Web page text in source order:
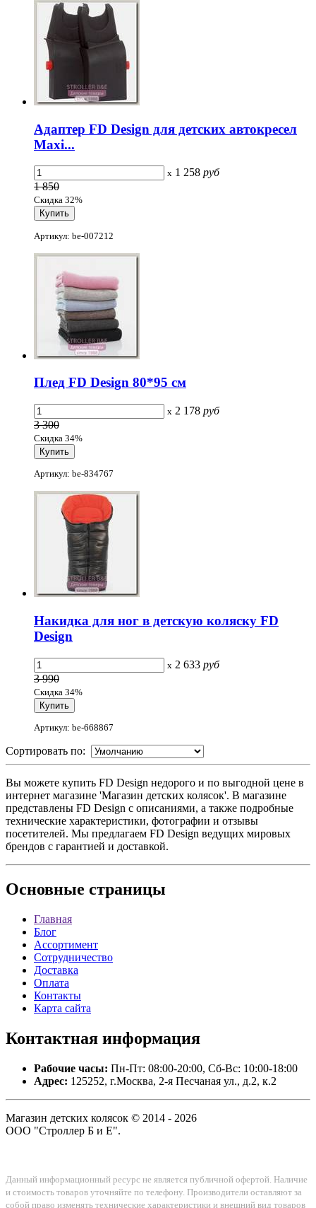
Адаптер FD Design для детских автокресел
Maxi...
x 1 258 руб
1 850
Скидка 32%
Артикул: be-007212
Плед FD Design 80*95 см
x 2 178 руб
3 300
Скидка 34%
Артикул: be-834767
Накидка для ног в детскую коляску FD
Design
x 2 633 руб
3 990
Скидка 34%
Артикул: be-668867
Сортировать по:
Вы можете купить FD Design недорого и по выгодной цене в
интернет магазине 'Магазин детских колясок'. В магазине
представлены FD Design с описаниями, а также подробные
технические характеристики, фотографии и отзывы
посетителей. Мы предлагаем FD Design ведущих мировых
брендов с гарантией и доставкой.
Основные страницы
Главная
Блог
Ассортимент
Сотрудничество
Доставка
Оплата
Контакты
Карта сайта
Контактная информация
Рабочие часы: Пн-Пт: 08:00-20:00, Сб-Вс: 10:00-18:00
Адрес: 125252, г.Москва, 2-я Песчаная ул., д.2, к.2
Магазин детских колясок © 2014 - 2026
ООО "Строллер Б и Е".
Данный информационный ресурс не является публичной офертой. Наличие
и стоимость товаров уточняйте по телефону. Производители оставляют за
собой право изменять технические характеристики и внешний вид товаров